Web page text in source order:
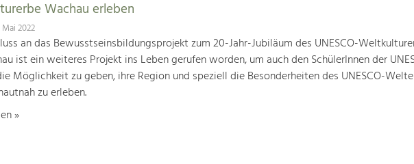
Wachau erleben
2022
an das Bewusstseinsbildungsprojekt zum 20-Jahr-Jubiläum des UNESCO-
ist ein weiteres Projekt ins Leben gerufen worden, um auch den SchülerInnen der
Möglichkeit zu geben, ihre Region und speziell die Besonderheiten des UNESCO-
zu erleben.
»